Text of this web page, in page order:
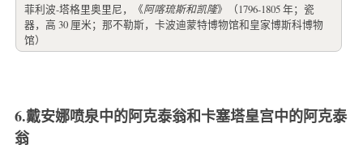
菲利波-塔格里奥里尼，《阿喀琉斯和凯隆》（1796-1805 年；瓷
器，高 30 厘米；那不勒斯，卡波迪蒙特博物馆和皇家博斯科博物
馆）
6.戴安娜喷泉中的阿克泰翁和卡塞塔皇宫中的阿克泰
翁